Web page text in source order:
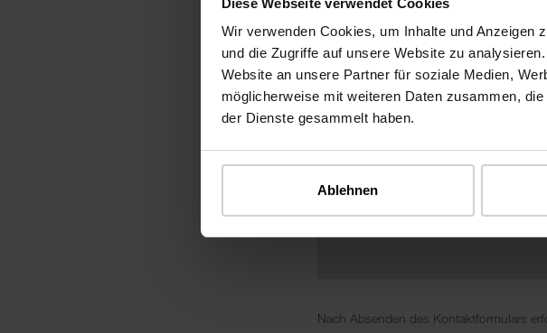
Diese Webseite verwendet Cookies
Wir verwenden Cookies, um Inhalte und Anzeigen
und die Zugriffe auf unsere Website zu
Website an unsere Partner für soziale Medien,
möglicherweise mit weiteren Daten zusammen,
der Dienste gesammelt haben.
Ablehnen
Nach Absenden des Kontaktformulars